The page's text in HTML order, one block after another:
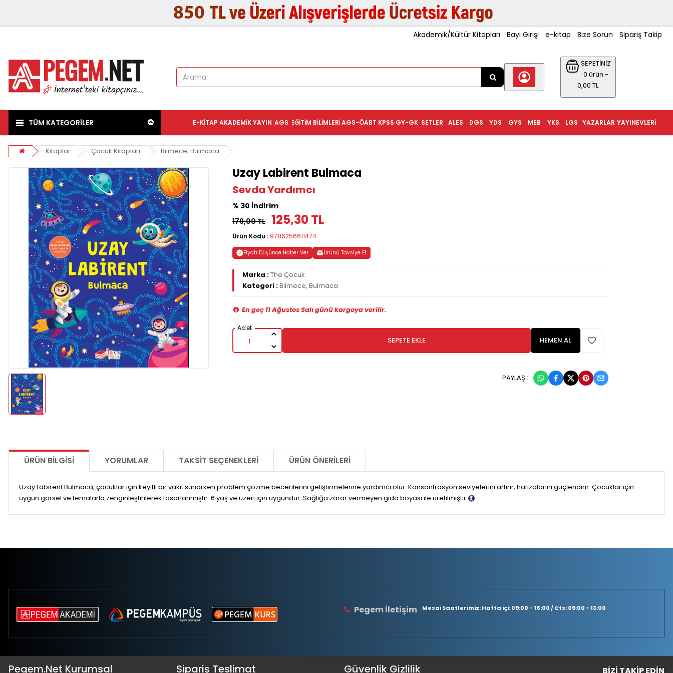
Akademik/Kültür Kitapları Bayi Girişi e-kitap Bize Sorun Sipariş Takip
SEPETİNİZ
0 ürün -
0,00 TL
TÜM KATEGORİLER YAYINEVLERI
YAZARLAR
LGS
YKS
MEB
GYS
YDS
DGS
ALES
SETLER
KPSS GY-GK
AGS-ÖABT
EĞITIM BILIMLERI
AGS
AKADEMIK YAYIN
E-KITAP
Kitaplar Çocuk Kitapları Bilmece, Bulmaca
Uzay Labirent Bulmaca
Sevda Yardımcı
% 30 İndirim
179,00 TL
125,30 TL
Ürün Kodu : 9786256611474
Fiyatı Düşünce Haber Ver Ürünü Tavsiye Et
Marka :The Çocuk
Kategori :Bilmece, Bulmaca
En geç 11 Ağustos Salı günü kargoya verilir.
SEPETE EKLE HEMEN AL
PAYLAŞ :
ÜRÜN BILGISI YORUMLAR TAKSIT SEÇENEKLERI ÜRÜN ÖNERILERI
Uzay Labirent Bulmaca, çocuklar için keyifli bir vakit sunarken problem çözme becerilerini geliştirmelerine yardımcı olur. Konsantrasyon seviyelerini artırır, hafızalarını güçlendirir. Çocuklar için
uygun görsel ve temalarla zenginleştirilerek tasarlanmıştır. 6 yaş ve üzeri için uygundur. Sağlığa zarar vermeyen gıda boyası ile üretilmiştir.
Pegem İletişim Mesai Saatlerimiz: Hafta içi: 09:00 - 18:00 / Cts: 09:00 - 13:00
Pegem.Net Kurumsal Sipariş Teslimat Güvenlik Gizlilik BIZI TAKIP EDIN